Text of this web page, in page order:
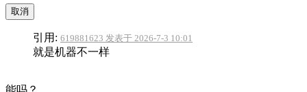
取消
引用: 619881623 发表于 2026-7-3 10:01
就是机器不一样